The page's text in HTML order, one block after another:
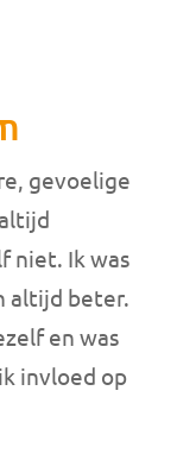
gevoelige
niet. Ik was
altijd beter.
en was
invloed op